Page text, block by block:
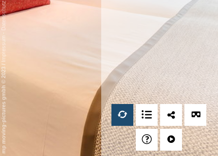
mp moving-pictures gmbh © 2023
/
Impressum
-
Datenschutz